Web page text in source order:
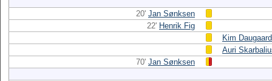
20' Jan Sønksen
22' Henrik Fig
Kim Daugaard
Auri
70' Jan Sønksen